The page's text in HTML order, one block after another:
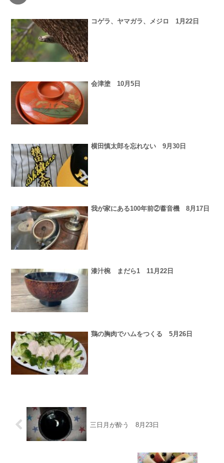
コゲラ、ヤマガラ、メジロ 1月22日
会津塗 10月5日
横田慎太郎を忘れない 9月30日
我が家にある100年前②蓄音機 8月17日
漆汁椀 まだら1 11月22日
鶏の胸肉でハムをつくる 5月26日
三日月が酔う 8月23日